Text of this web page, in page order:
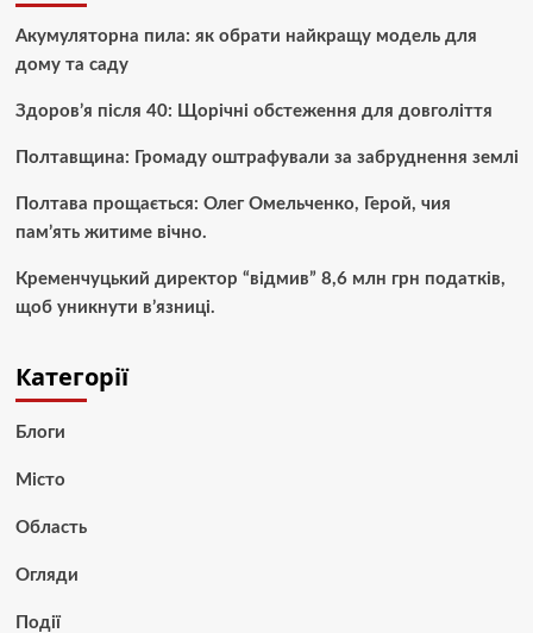
Акумуляторна пила: як обрати найкращу модель для
дому та саду
Здоров’я після 40: Щорічні обстеження для довголіття
Полтавщина: Громаду оштрафували за забруднення землі
Полтава прощається: Олег Омельченко, Герой, чия
пам’ять житиме вічно.
Кременчуцький директор “відмив” 8,6 млн грн податків,
щоб уникнути в’язниці.
Категорії
Блоги
Місто
Область
Огляди
Події